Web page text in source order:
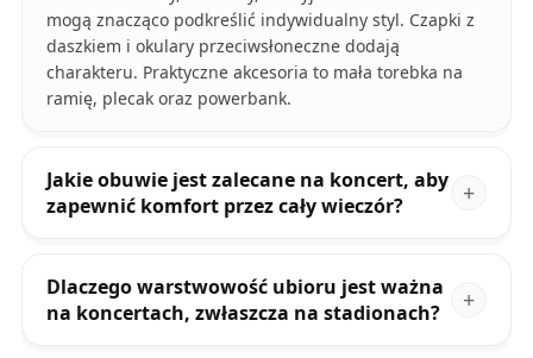
mogą znacząco podkreślić indywidualny styl. Czapki z
daszkiem i okulary przeciwsłoneczne dodają
charakteru. Praktyczne akcesoria to mała torebka na
ramię, plecak oraz powerbank.
Jakie obuwie jest zalecane na koncert, aby
zapewnić komfort przez cały wieczór?
Dlaczego warstwowość ubioru jest ważna
na koncertach, zwłaszcza na stadionach?